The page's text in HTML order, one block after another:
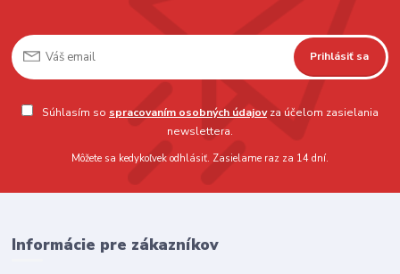
Prihlásiť sa
Súhlasím so spracovaním osobných údajovza účelom zasielania
newslettera.
Môžete sa kedykoľvek odhlásiť. Zasielame raz za 14 dní.
Informácie pre zákazníkov